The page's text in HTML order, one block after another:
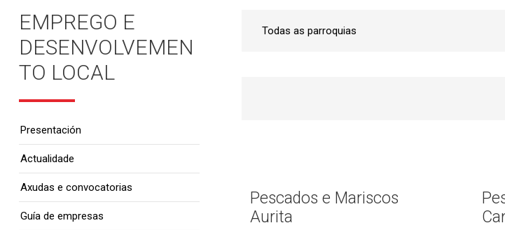
Pescados e Mariscos
Aurita
EMPREGO E
DESENVOLVEMEN
TO LOCAL
Presentación
Actualidade
Axudas e convocatorias
Guía de empresas